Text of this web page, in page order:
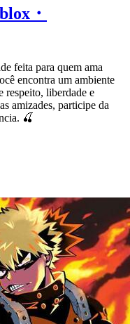
・
feita para quem ama
encontra um ambiente
respeito, liberdade e
amizades, participe da
🍒